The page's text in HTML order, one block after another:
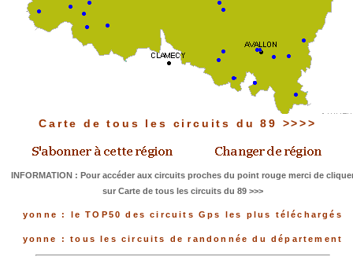
Carte de tous les circuits du 89 >>>>
INFORMATION : Pour accéder aux circuits proches du point rouge merci de
sur Carte de tous les circuits du 89 >>>
yonne : le TOP50 des circuits Gps les plus téléchargés
yonne : tous les circuits de randonnée du département